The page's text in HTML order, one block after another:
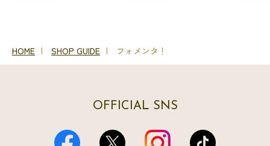
HOME SHOP GUIDE フォメンタ！
OFFICIAL SNS